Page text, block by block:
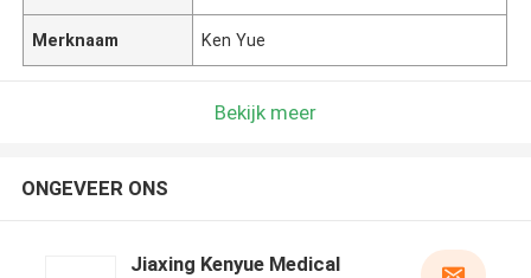
Merknaam Ken Yue
Bekijk meer
ONGEVEER ONS
Jiaxing Kenyue Medical